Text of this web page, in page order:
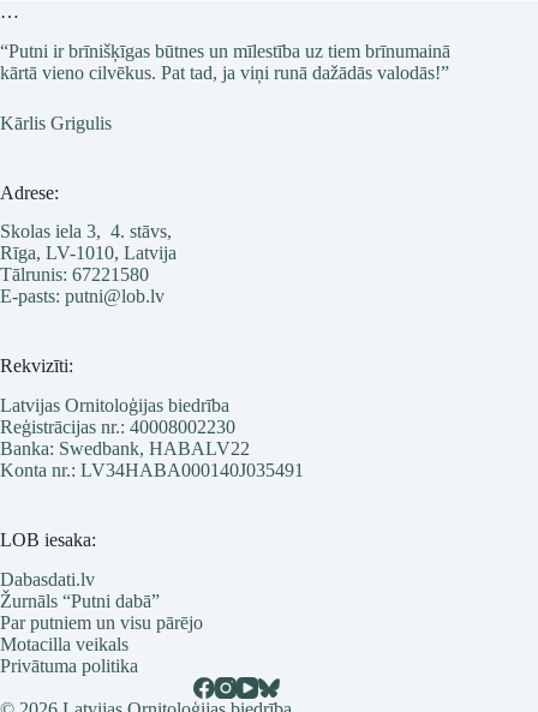
…
“Putni ir brīnišķīgas būtnes un mīlestība uz tiem brīnumainā
kārtā vieno cilvēkus. Pat tad, ja viņi runā dažādās valodās!”
Kārlis Grigulis
Adrese:
Skolas iela 3, 4. stāvs,
Rīga, LV-1010, Latvija
Tālrunis: 67221580
E-pasts: putni@lob.lv
Rekvizīti:
Latvijas Ornitoloģijas biedrība
Reģistrācijas nr.: 40008002230
Banka: Swedbank, HABALV22
Konta nr.: LV34HABA000140J035491
LOB iesaka:
Dabasdati.lv
Žurnāls “Putni dabā”
Par putniem un visu pārējo
Motacilla veikals
Privātuma politika